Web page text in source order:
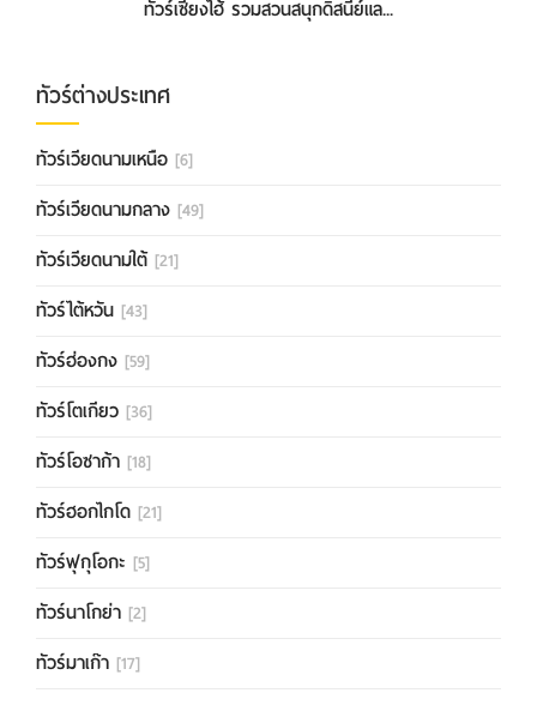
ทัวร์เซี่ยงไฮ้ รวมสวนสนุกดิสนีย์แล...
ทัวร์ต่างประเทศ
ทัวร์เวียดนามเหนือ [6]
ทัวร์เวียดนามกลาง [49]
ทัวร์เวียดนามใต้ [21]
ทัวร์ไต้หวัน [43]
ทัวร์ฮ่องกง [59]
ทัวร์โตเกียว [36]
ทัวร์โอซาก้า [18]
ทัวร์ฮอกไกโด [21]
ทัวร์ฟุกุโอกะ [5]
ทัวร์นาโกย่า [2]
ทัวร์มาเก๊า [17]